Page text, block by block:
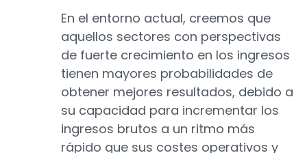
En el entorno actual, creemos que
aquellos sectores con perspectivas
de fuerte crecimiento en los ingresos
tienen mayores probabilidades de
obtener mejores resultados, debido a
su capacidad para incrementar los
ingresos brutos a un ritmo más
rápido que sus costes operativos y